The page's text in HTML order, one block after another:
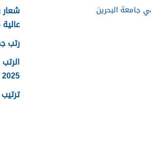
جامعة البحرين
عالية 2025
رتب
2025